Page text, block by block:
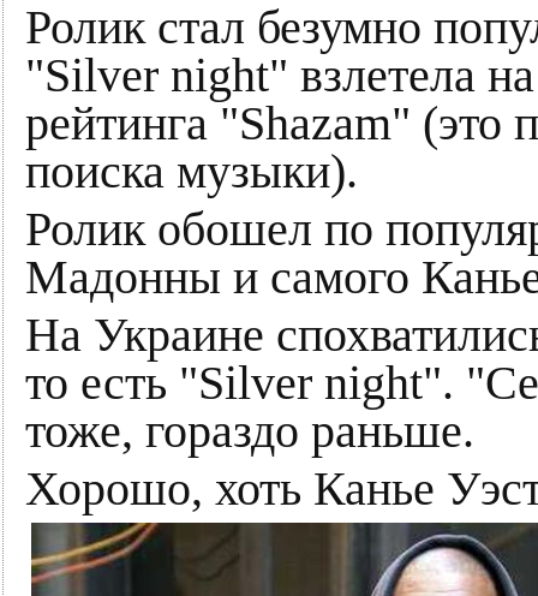
Ролик стал безумно
"Silver night" взлетела
рейтинга "Shazam" (это
поиска музыки).
Ролик обошел по
Мадонны и самого
На Украине
то есть "Silver night".
тоже, гораздо раньше.
Хорошо, хоть Канье